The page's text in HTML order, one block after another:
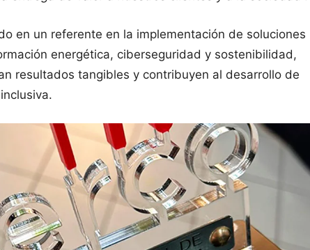
en un referente en la implementación de soluciones
energética, ciberseguridad y sostenibilidad,
resultados tangibles y contribuyen al desarrollo de